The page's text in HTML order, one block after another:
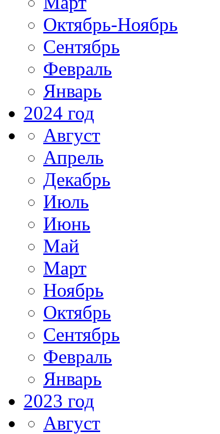
Октябрь-Ноябрь
Сентябрь
Февраль
Январь
2024 год
Август
Апрель
Декабрь
Июль
Июнь
Май
Март
Ноябрь
Октябрь
Сентябрь
Февраль
Январь
2023 год
Август